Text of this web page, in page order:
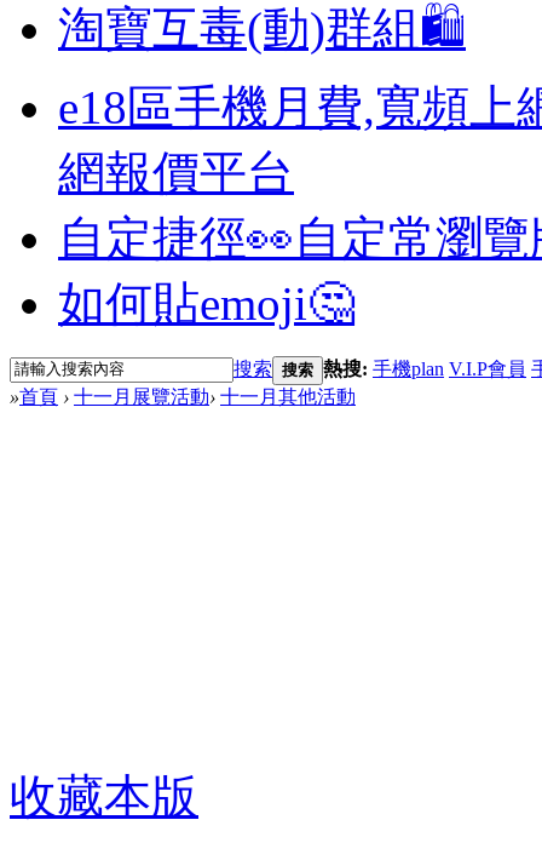
淘寶互毒(動)群組🛍️
e18區手機月費,寬頻上
網報價平台
自定捷徑👀自定常瀏
如何貼emoji🤔
搜索 搜索 熱搜: 手機plan V.I.P會員
»首頁 › 十一月展覽活動› 十一月其他活動
收藏本版